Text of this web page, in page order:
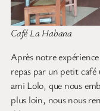
Café La Habana
Après notre
repas par un petit
ami Lolo, que nous
plus loin, nous nous